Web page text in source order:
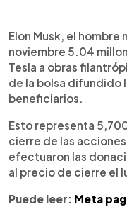
► Escuchar
Elon Musk, el hombre
noviembre 5.04
Tesla a obras
de la bolsa difundido
beneficiarios.
Esto representa
cierre de las
efectuaron las
al precio de cierre el
Puede leer: Meta